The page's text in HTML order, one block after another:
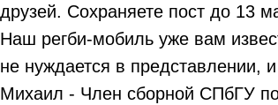
друзей. Сохраняете пост до 13
Наш регби-мобиль уже вам
не нуждается в представлении,
Михаил - Член сборной СПбГУ по